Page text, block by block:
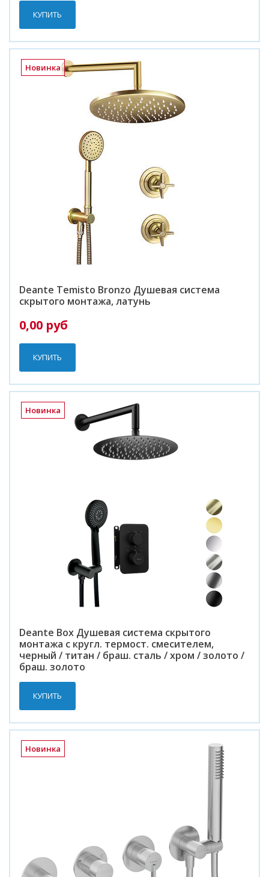
КУПИТЬ
Новинка
Deante Temisto Bronzo Душевая система
скрытого монтажа, латунь
0,00 руб
КУПИТЬ
Новинка
Deante Box Душевая система скрытого
монтажа с кругл. термост. смесителем,
черный / титан / браш. сталь / хром / золото /
браш. золото
КУПИТЬ
Новинка